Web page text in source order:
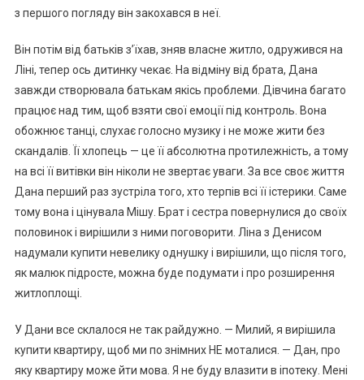
з першого погляду він закохався в неї.
Він потім від батьків з’їхав, зняв власне житло, одружився на
Ліні, тепер ось дитинку чекає. На відміну від брата, Дана
завжди створювала батькам якісь проблеми. Дівчина багато
працює над тим, щоб взяти свої емоції під контроль. Вона
обожнює танці, слухає голосно музику і не може жити без
скандалів. Її хлопець — це її абсолютна протилежність, а тому
на всі її витівки він ніколи не звертає уваги. За все своє життя
Дана перший раз зустріла того, хто терпів всі її істерики. Саме
тому вона і цінувала Мішу. Брат і сестра повернулися до своїх
половинок і вирішили з ними поговорити. Ліна з Денисом
надумали купити невелику однушку і вирішили, що після того,
як малюк підросте, можна буде подумати і про розширення
житлоплощі.
У Дани все склалося не так райдужно. — Милий, я вирішила
купити квартиру, щоб ми по знімних НЕ моталися. — Дан, про
яку квартиру може йти мова. Я не буду влазити в іпотеку. Мені